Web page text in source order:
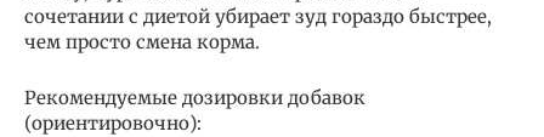
сочетании с диетой убирает зуд гораздо быстрее,
чем просто смена корма.
Рекомендуемые дозировки добавок
(ориентировочно):